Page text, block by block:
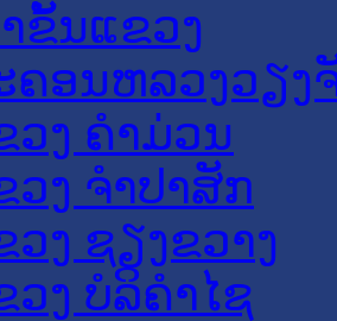
ຂັ້ນແຂວງ
ຄອນ​ຫລວງວຽງ
ວງ ຄໍາມ່ວນ
ວງ ຈໍາປາສັກ
ວງ ຊຽງຂວາງ
ວງ ບໍລິຄໍາໄຊ